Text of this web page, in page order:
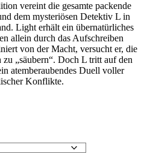
vereint die gesamte packende
dem mysteriösen Detektiv L in
Light erhält ein übernatürliches
allein durch das Aufschreiben
von der Macht, versucht er, die
„säubern“. Doch L tritt auf den
atemberaubendes Duell voller
Konflikte.